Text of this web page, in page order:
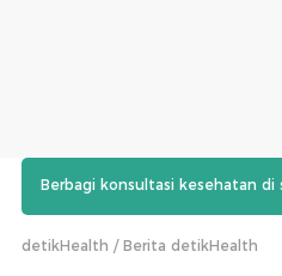
Berbagi konsultasi kesehatan di
detikHealth Berita detikHealth